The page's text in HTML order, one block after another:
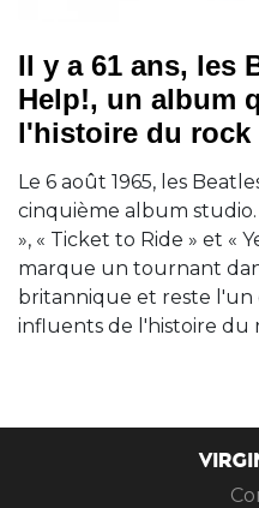
Il y a 61 ans, les
Help!, un album
l'histoire du rock
Le 6 août 1965, les
cinquième album
», « Ticket to Ride » et «
marque un tournant
britannique et reste l'un
influents de l'histoire du